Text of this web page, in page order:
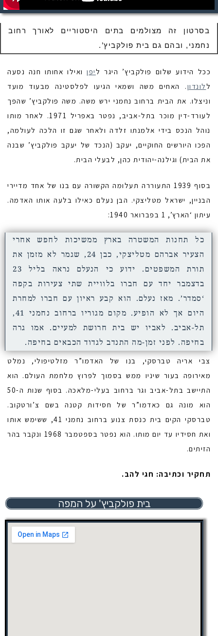
בסרטון זה מצולמים בתים היסטוריים לאורך רחוב
נחמני, ובהם גם בית פולקביץ’.
ככל הידוע שלום פולקביץ’ היגר ליפןואילו אחותו חנה נסעה
ללונדון. האחים משה ושמאי הגיעו לפלסטינה מבעוד מועד
וניצלו. את הבית ברחוב נחמני ירש משה. משה פולקביץ’ שהפך
לעורד-דין מוכר בתל-אביב, נפטר באפריל 1971. לאחר מותו
נוהל הנכס בידי אלמנתו זלדה ולאחר שגם זו הלכה לעולמה,
הפכו היורשים החוקיים, יעקב (הנכד של יעקב פולקביץ’ שבנה
את הבית) וגילנה-יהודית כהן, לבעלי הבית.
בסוף 1939 התעוררה תעלומה הקשורה עם בנו של אחד מדיירי
הבניין, ישראל מטליצקי. הבן נעלם כאילו בלעה אותו האדמה.
עיתון ‘הארץ’, 1 בפברואר 1940:
כל תחנות המשטרה בארץ ממשיכות לחפש אחרי
הצעיר אברהם מטליצקי, כבן 24, שגמר לא מזמן את
תורת המשפטים. ידוע כי הנעלם נראה בליל 23
בדצמבר יחד עם חברו בלוויית שתי צעירות בקפה
‘סמדר’. מאז נעלם. הוא קבע ראיון עם חברו למחרת
היום אך לא הופיע. מקום מגוריו ברחוב נחמני 41,
תל-אביב. לאביו יש בית חרושת למעיים. אמו גרה
בחיפה. לפני זמן-מה התנדב לגדוד הכבאים בחיפה.
צבי אריה טברסקי, בנו של האדמו”ר מזלטיפולי, נמלט
מאירופה בעור שיניו ממש בסמוך לפרוץ מלחמת העולם. הוא
התיישב בתל-אביב וגר ברחוב בעלי-מלאכה. בסוף שנות ה-50
הוא מונה גם כאדמו”ר של חסידות קטנה בשם צ’ורטקוב.
טברסקי הקים בית כנסת צנוע ברחוב נחמני 41, ששימש אותו
ואת חסידיו עד יום מותו. הוא נפטר בספטמבר 1968 ונקבר בהר
הזיתים.
תחקיר וכתיבה: חגי להב.
בית פולקביץ' על המפה